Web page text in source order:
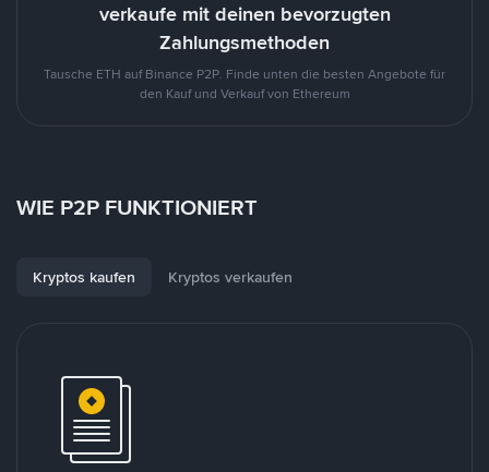
verkaufe mit deinen bevorzugten
Zahlungsmethoden
Tausche ETH auf Binance P2P. Finde unten die besten Angebote für
den Kauf und Verkauf von Ethereum
WIE P2P FUNKTIONIERT
Kryptos kaufen Kryptos verkaufen